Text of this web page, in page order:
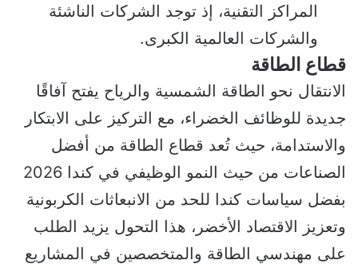
المراكز التقنية، إذ توجد الشركات الناشئة
والشركات العالمية الكبرى.
قطاع الطاقة
الانتقال نحو الطاقة الشمسية والرياح يفتح آفاقًا
جديدة للوظائف الخضراء، مع التركيز على الابتكار
والاستدامة، حيث تُعد قطاع الطاقة من أفضل
الصناعات من حيث النمو الوظيفي في كندا 2026
بفضل سياسات كندا للحد من الانبعاثات الكربونية
وتعزيز الاقتصاد الأخضر، هذا التحول يزيد الطلب
على مهندسي الطاقة والمتخصصين في المشاريع